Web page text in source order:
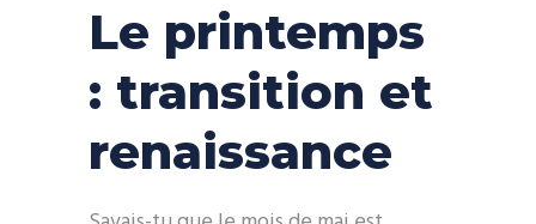
Le printemps
: transition et
renaissance